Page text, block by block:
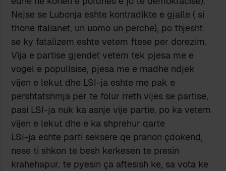
Nejse se Lubonja eshte kontradikte e gjalle ( si
thone italianet, un uomo un perche), po thjesht
se ky fatalizem eshte vetem ftese per dorezim.
Vija e partise gjendet vetem tek pjesa me e
vogel e popullsise, pjesa me e madhe ndjek
vijen e lekut dhe LSI-ja eshte me pak e
pershtatshmja per te folur rreth vijes se partise,
pasi LSI-ja nuk ka asnje vije partie, po ka vetem
vijen e lekut dhe e ka shprehur qarte
LSI-ja eshte parti seksere qe pranon çdokend,
nese ti shkon te besh kerkesen te presin
krahehapur, te pyesin ça aftesish ke, sa vota ke